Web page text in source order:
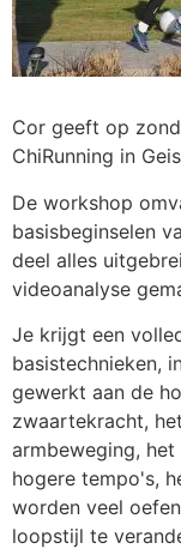
Cor geeft op
ChiRunning in
De workshop
basisbeginselen
deel alles
videoanalyse
Je krijgt een
basistechnieken,
gewerkt aan de
zwaartekracht,
armbeweging,
hogere tempo's,
worden veel
loopstijl te